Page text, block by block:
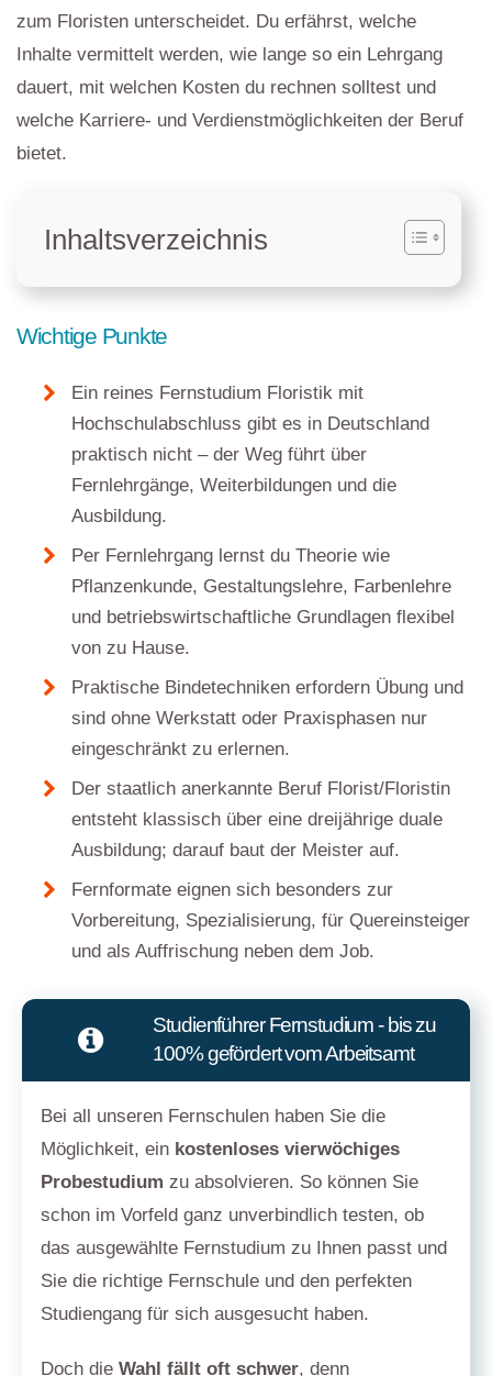
zum Floristen unterscheidet. Du erfährst, welche
Inhalte vermittelt werden, wie lange so ein Lehrgang
dauert, mit welchen Kosten du rechnen solltest und
welche Karriere- und Verdienstmöglichkeiten der Beruf
bietet.
Inhaltsverzeichnis
Wichtige Punkte
Ein reines Fernstudium Floristik mit
Hochschulabschluss gibt es in Deutschland
praktisch nicht – der Weg führt über
Fernlehrgänge, Weiterbildungen und die
Ausbildung.
Per Fernlehrgang lernst du Theorie wie
Pflanzenkunde, Gestaltungslehre, Farbenlehre
und betriebswirtschaftliche Grundlagen flexibel
von zu Hause.
Praktische Bindetechniken erfordern Übung und
sind ohne Werkstatt oder Praxisphasen nur
eingeschränkt zu erlernen.
Der staatlich anerkannte Beruf Florist/Floristin
entsteht klassisch über eine dreijährige duale
Ausbildung; darauf baut der Meister auf.
Fernformate eignen sich besonders zur
Vorbereitung, Spezialisierung, für Quereinsteiger
und als Auffrischung neben dem Job.
Studienführer Fernstudium - bis zu
100% gefördert vom Arbeitsamt
Bei all unseren Fernschulen haben Sie die
Möglichkeit, ein kostenloses vierwöchiges
Probestudium zu absolvieren. So können Sie
schon im Vorfeld ganz unverbindlich testen, ob
das ausgewählte Fernstudium zu Ihnen passt und
Sie die richtige Fernschule und den perfekten
Studiengang für sich ausgesucht haben.
Doch dieWahl fällt oft schwer, denn